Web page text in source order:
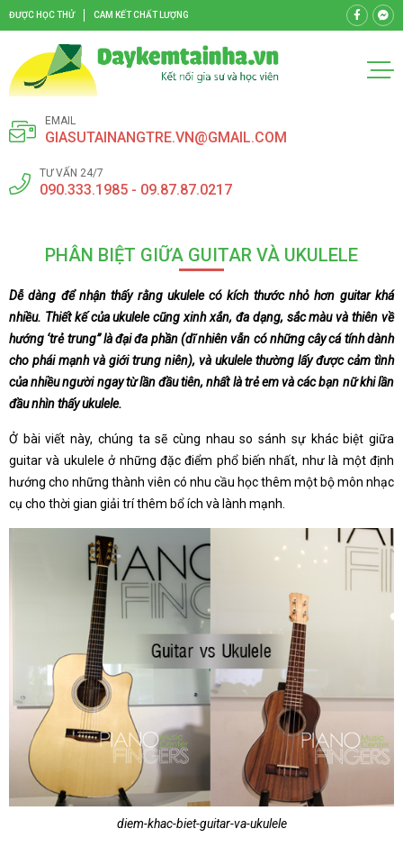
ĐƯỢC HỌC THỬ CAM KẾT CHẤT LƯỢNG
EMAIL
GIASUTAINANGTRE.VN@GMAIL.COM
TƯ VẤN 24/7
090.333.1985 - 09.87.87.0217
PHÂN BIỆT GIỮA GUITAR VÀ UKULELE
Dễ dàng để nhận thấy rằng ukulele có kích thước nhỏ hơn guitar khá
nhiều. Thiết kế của ukulele cũng xinh xắn, đa dạng, sắc màu và thiên về
hướng ‘trẻ trung” là đại đa phần (dĩ nhiên vẫn có những cây cá tính dành
cho phái mạnh và giới trung niên), và ukulele thường lấy được cảm tình
của nhiều người ngay từ lần đầu tiên, nhất là trẻ em và các bạn nữ khi lần
đầu nhìn thấy ukulele.
Ở bài viết này, chúng ta sẽ cùng nhau so sánh sự khác biệt giữa
guitar và ukulele ở những đặc điểm phổ biến nhất, như là một định
hướng cho những thành viên có nhu cầu học thêm một bộ môn nhạc
cụ cho thời gian giải trí thêm bổ ích và lành mạnh.
diem-khac-biet-guitar-va-ukulele